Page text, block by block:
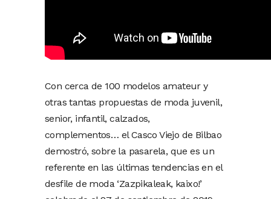
Con cerca de 100 modelos amateur y
otras tantas propuestas de moda juvenil,
senior, infantil, calzados,
complementos… el Casco Viejo de Bilbao
demostró, sobre la pasarela, que es un
referente en las últimas tendencias en el
desfile de moda ‘Zazpikaleak, kaixo!’